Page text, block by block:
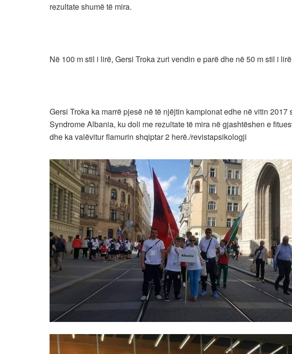
rezultate shumë të mira.
Në 100 m stil i lirë, Gersi Troka zuri vendin e parë dhe në 50 m stil i
Gersi Troka ka marrë pjesë në të njëjtin kampionat edhe në vitin
Syndrome Albania, ku doli me rezultate të mira në gjashtëshen e
dhe ka valëvitur flamurin shqiptar 2 herë./revistapsikologji